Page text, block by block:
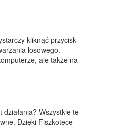
kliknąć przycisk
losowego.
ale także na
Wszystkie te
Dzięki Fiszkotece